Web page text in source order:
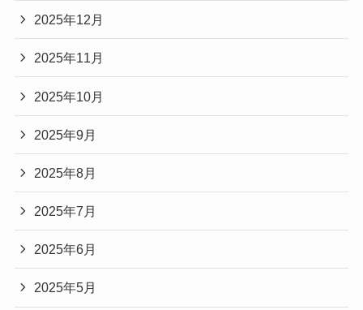
2025年12月
2025年11月
2025年10月
2025年9月
2025年8月
2025年7月
2025年6月
2025年5月